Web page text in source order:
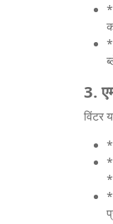
3.
विंटर